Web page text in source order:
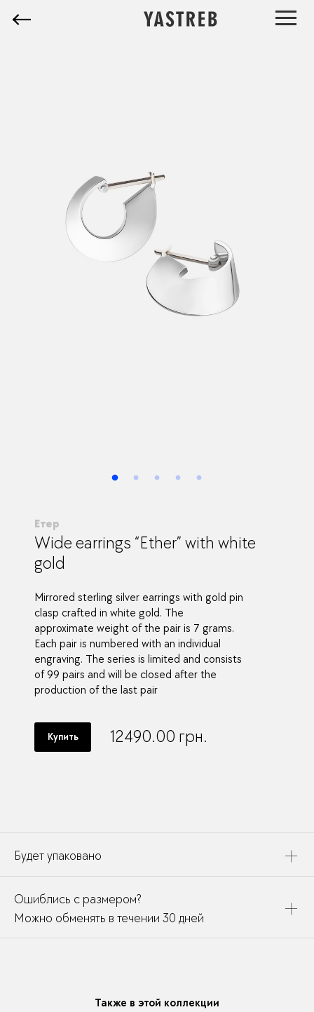
Етер
Wide earrings “Ether” with white
gold
Mirrored sterling silver earrings with gold pin
clasp crafted in white gold. The
approximate weight of the pair is 7 grams.
Each pair is numbered with an individual
engraving. The series is limited and consists
of 99 pairs and will be closed after the
production of the last pair
Купить 12490.00 грн.
Будет упаковано
дополнено открыткой, паспортом украшения и
собрано в подарочный пакет
Ошиблись с размером?
Можно обменять в течении 30 дней
Также в этой коллекции